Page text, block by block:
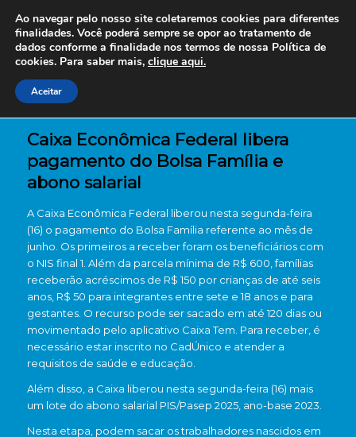
Caixa Econômica Federal libera
pagamento do Bolsa Família e
abono salarial
A Caixa Econômica Federal liberou nesta segunda-feira
(16) o pagamento do Bolsa Família referente ao mês de
junho. Os primeiros a receber foram os beneficiários com
o NIS final 1. Além da parcela mínima de R$ 600, famílias
receberão acréscimos de R$ 150 por crianças de até seis
anos, R$ 50 para integrantes entre sete e 18 anos e para
gestantes. O recurso pode ser sacado em até 120 dias ou
movimentado pelo aplicativo Caixa Tem. Para receber, é
necessário estar inscrito no CadÚnico e atender a
requisitos de saúde e educação.
Além disso, a Caixa liberou nesta segunda-feira (16) mais
um lote do abono salarial PIS/Pasep 2025, ano-base 2023.
Nesta etapa, podem sacar os trabalhadores nascidos em
Ao navegar pelo nosso site coletaremos cookies para diferentes
finalidades. Você poderá sempre se opor ao tratamento de
dados conforme a finalidade nos termos de nossa Política de
cookies. Para saber mais, clique aqui.
Aceitar